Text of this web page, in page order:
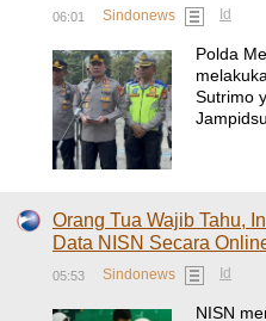
06:01 Sindonews Id
Polda
Sutrimo
Orang Tua Wajib Tahu,
Data NISN Secara
05:53 Sindonews Id
NISN